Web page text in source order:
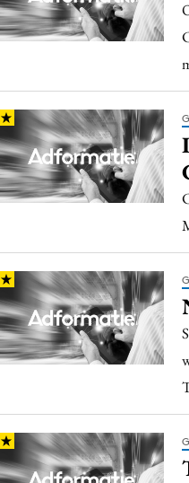
Gedragsverandering
Martech